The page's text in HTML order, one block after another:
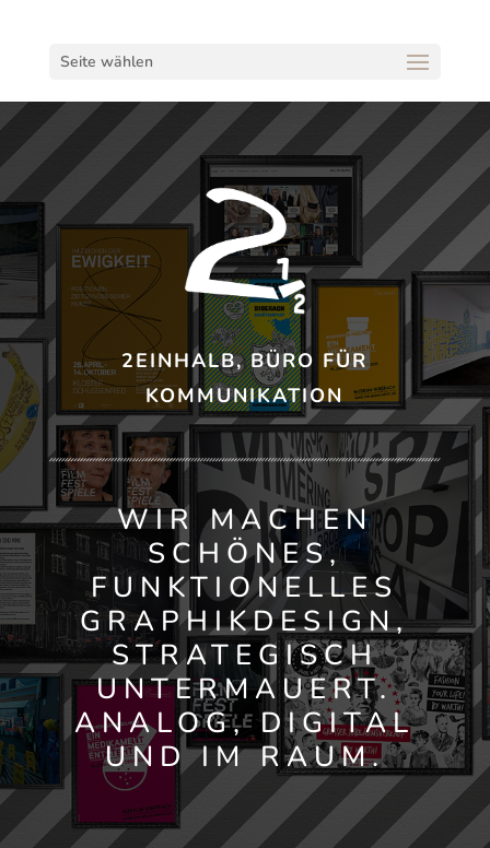
Seite wählen
2EINHALB, BÜRO FÜR
KOMMUNIKATION
WIR MACHEN
SCHÖNES,
FUNKTIONELLES
GRAPHIKDESIGN,
STRATEGISCH
UNTERMAUERT.
ANALOG, DIGITAL
UND IM RAUM.